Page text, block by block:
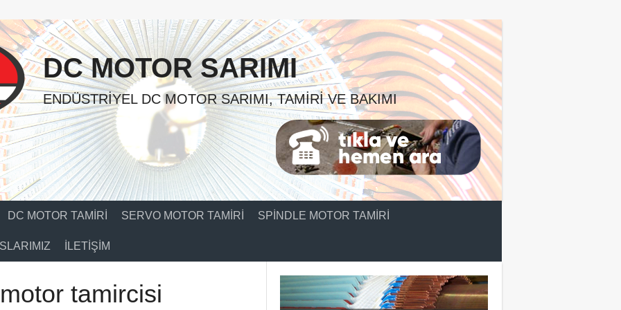
DC MOTOR SARIMI
ENDÜSTRIYEL DC MOTOR SARIMI, TAMIRI VE BAKIMI
DC MOTOR TAMIRI SERVO MOTOR TAMIRI SPINDLE MOTOR TAMIRI
İLETIŞIM
tamircisi